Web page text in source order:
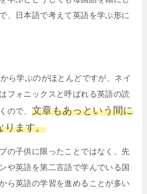
、日本語で考えて英語を学ぶ形に
から学ぶのがほとんどですが、ネイ
フォニックスと呼ばれる英語の読
ので、 文章もあっという間に
ります。
の子供に限ったことではなく、先
や英語を第二言語で学んでいる国
ら英語の学習を進めることが多い